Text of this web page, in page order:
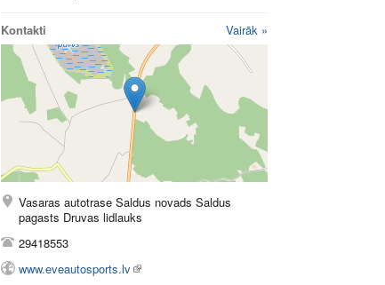
Kontakti Vairāk »
Vasaras autotrase Saldus novads Saldus
pagasts Druvas lidlauks
29418553
www.eveautosports.lv